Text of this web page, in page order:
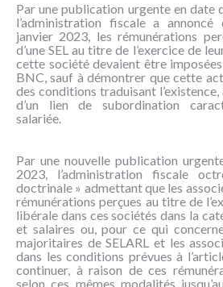
CONTACT
Par une publication urgente en date
l’administration fiscale a
janvier 2023, les rémunérations
d’une SEL au titre de l’exercice de
cette société devaient être
BNC, sauf à démontrer que cette
des conditions traduisant l’existence,
d’un lien de subordination
salariée.
Par une nouvelle publication
2023, l’administration fiscale
doctrinale » admettant que les
rémunérations perçues au titre de
libérale dans ces sociétés dans la
et salaires ou, pour ce qui
majoritaires de SELARL et les
dans les conditions prévues à
continuer, à raison de ces
selon ces mêmes modalités